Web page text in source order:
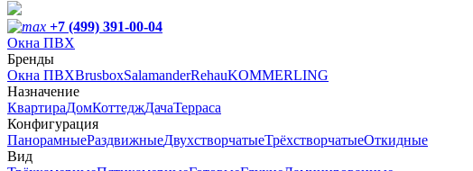
+7 (499) 391-00-04
Окна ПВХ
Бренды
Окна ПВХBrusboxSalamanderRehauKOMMERLING
Назначение
КвартираДомКоттеджДачаТерраса
Конфигурация
ПанорамныеРаздвижныеДвухстворчатыеТрёхстворчатыеОткидные
Вид